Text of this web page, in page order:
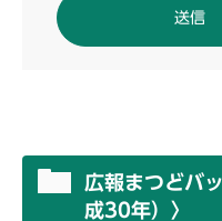
広報まつどバ
成30年）〉